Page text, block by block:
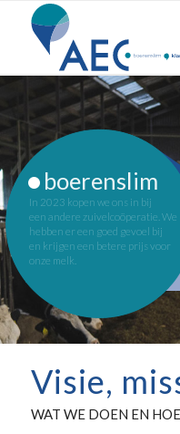
In 2023 kopen we ons in bij
een andere zuivelcoöperatie. We
hebben er een goed gevoel bij
en krijgen een betere prijs voor
onze melk.
boerenslim
•
Visie,
WAT WE DOEN EN